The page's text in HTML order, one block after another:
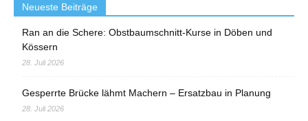
Neueste Beiträge
Ran an die Schere: Obstbaumschnitt-Kurse in Döben und
Kössern
28. Juli 2026
Gesperrte Brücke lähmt Machern – Ersatzbau in Planung
28. Juli 2026